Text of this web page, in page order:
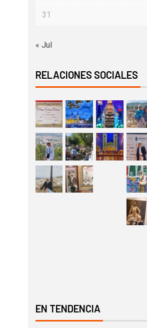
31
« Jul
RELACIONES SOCIALES
EN TENDENCIA